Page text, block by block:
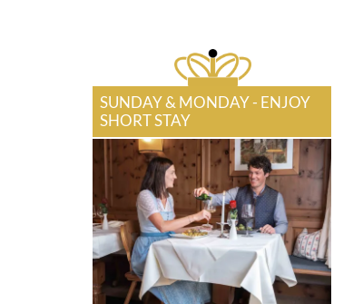
SUNDAY & MONDAY - ENJOY
SHORT STAY